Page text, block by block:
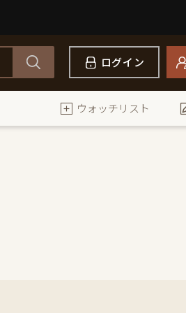
ログイン
ウォッチリスト